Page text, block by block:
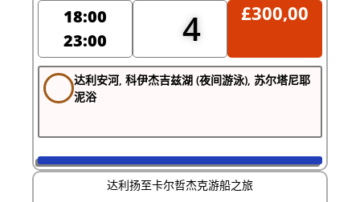
18:00
23:00
4 £300,00
达利安河, 科伊杰吉兹湖 (夜间游泳), 苏尔塔尼耶
泥浴
达利扬至卡尔哲杰克游船之旅